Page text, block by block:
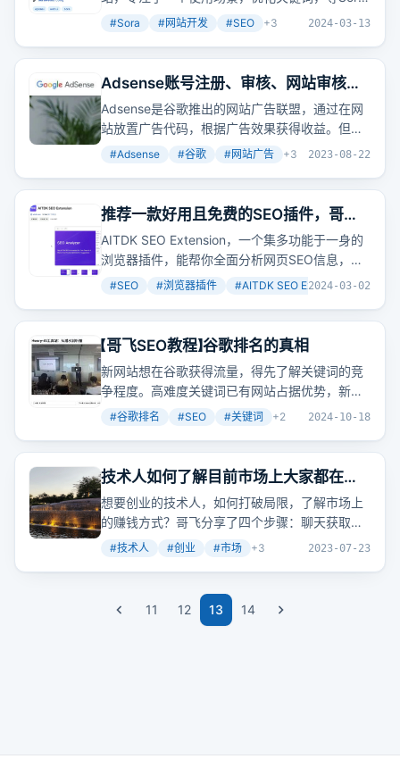
发布时就能收获成果。
#Sora #网站开发 #SEO +3 2024-03-13
Adsense账号注册、审核、网站审核的
一点经验分享
Adsense是谷歌推出的网站广告联盟，通过在网
站放置广告代码，根据广告效果获得收益。但每
个网站的收益情况不同，通常与内容和流量有
的英文站ecpm最高可达10美元。不过，中文站
的ecpm普遍较低，所以海外网站更有利可图。
#Adsense #谷歌 #网站广告 +3 2023-08-22
推荐一款好用且免费的SEO插件，哥飞
天天都在用
AITDK SEO Extension，一个集多功能于一身的
浏览器插件，能帮你全面分析网页SEO信息，从
标题、描述到图片标签，再到流量概览，一应俱
SEO全貌，是不是很酷？
#SEO #浏览器插件 #AITDK SEO Extension +3
2024-03-02
【哥飞SEO教程】谷歌排名的真相
新网站想在谷歌获得流量，得先了解关键词的竞
争程度。高难度关键词已有网站占据优势，新站
要超越需内容、体验和权重全面超越。而新词则
#谷歌排名 #SEO #关键词 +2 2024-10-18
技术人如何了解目前市场上大家都在怎
么赚钱？
想要创业的技术人，如何打破局限，了解市场上
的赚钱方式？哥飞分享了四个步骤：聊天获取信
息、刷广告观察市场、做统计分析产品、深入交
#技术人 #创业 #市场 +3 2023-07-23
11 12 13 14